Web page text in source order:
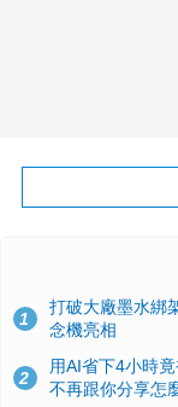
1
打破大廠墨水綁
念機亮相
2
用AI省下4小時
不再跟你分享怎